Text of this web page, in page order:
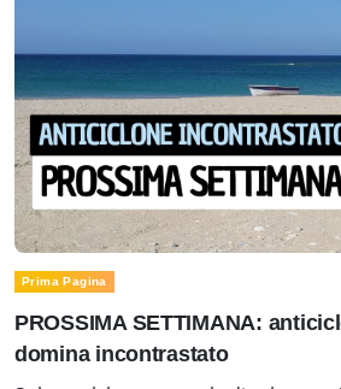
Prima Pagina
PROSSIMA SETTIMANA:
domina incontrastato